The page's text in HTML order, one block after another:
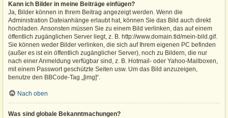
Kann ich Bilder in meine Beiträge einfügen?
Ja, Bilder können in Ihrem Beitrag angezeigt werden. Wenn die
Administration Dateianhänge erlaubt hat, können Sie das Bild auch direkt
hochladen. Ansonsten müssen Sie zu einem Bild verlinken, das auf einem
öffentlich zugänglichen Server liegt, z. B. http://www.domain.tld/mein-bild.gif.
Sie können weder Bilder verlinken, die sich auf Ihrem eigenen PC befinden
(außer es ist ein öffentlich zugänglicher Server), noch zu Bildern, die nur
nach einer Anmeldung verfügbar sind, z. B. Hotmail- oder Yahoo-Mailboxen,
mit einem Passwort geschützte Seiten usw. Um das Bild anzuzeigen,
benutze den BBCode-Tag „[img]“.
Nach oben
Was sind globale Bekanntmachungen?